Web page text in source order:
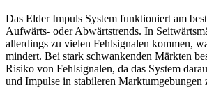
Das Elder Impuls System funktioniert am
Aufwärts- oder Abwärtstrends. In
allerdings zu vielen Fehlsignalen kommen,
mindert. Bei stark schwankenden Märkten
Risiko von Fehlsignalen, da das System
und Impulse in stabileren Marktumgebungen